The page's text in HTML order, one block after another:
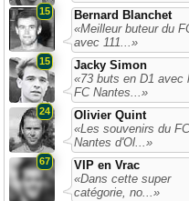
15
Bernard Blanchet
«Meilleur buteur du
avec 111...»
15
Jacky Simon
«73 buts en D1 avec
FC Nantes...»
24
Olivier Quint
«Les souvenirs du FC
Nantes d'Ol...»
67
VIP en Vrac
«Dans cette super
catégorie, no...»